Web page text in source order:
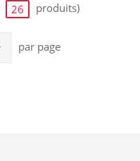
26 produits)
par page